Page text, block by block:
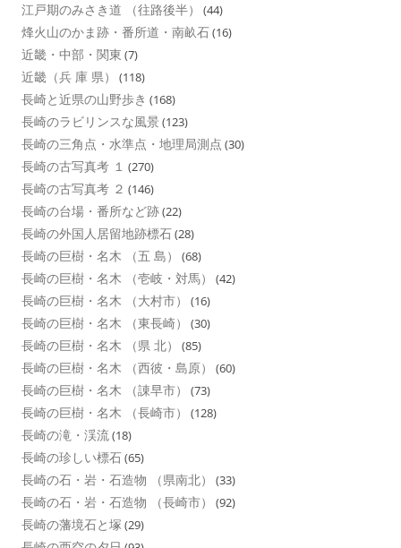
江戸期のみさき道 （往路後半） (44)
烽火山のかま跡・番所道・南畝石(16)
近畿・中部・関東 (7)
近畿（兵 庫 県） (118)
長崎と近県の山野歩き (168)
長崎のラビリンスな風景 (123)
長崎の三角点・水準点・地理局測点 (30)
長崎の古写真考 １ (270)
長崎の古写真考 ２ (146)
長崎の台場・番所など跡(22)
長崎の外国人居留地跡標石(28)
長崎の巨樹・名木 （五 島） (68)
長崎の巨樹・名木 （壱岐・対馬） (42)
長崎の巨樹・名木 （大村市） (16)
長崎の巨樹・名木 （東長崎） (30)
長崎の巨樹・名木 （県 北） (85)
長崎の巨樹・名木 （西彼・島原） (60)
長崎の巨樹・名木 （諌早市） (73)
長崎の巨樹・名木 （長崎市） (128)
長崎の滝・渓流(18)
長崎の珍しい標石(65)
長崎の石・岩・石造物 （県南北） (33)
長崎の石・岩・石造物 （長崎市） (92)
長崎の藩境石と塚 (29)